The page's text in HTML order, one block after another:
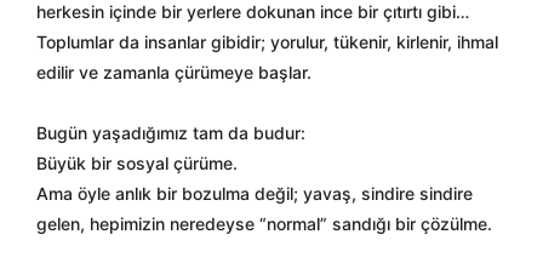
herkesin içinde bir yerlere dokunan ince bir çıtırtı gibi…
Toplumlar da insanlar gibidir; yorulur, tükenir, kirlenir, ihmal
edilir ve zamanla çürümeye başlar.
Bugün yaşadığımız tam da budur:
Büyük bir sosyal çürüme.
Ama öyle anlık bir bozulma değil; yavaş, sindire sindire
gelen, hepimizin neredeyse “normal” sandığı bir çözülme.